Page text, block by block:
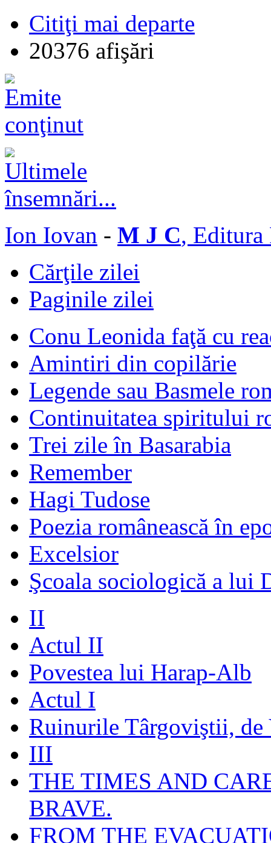
Citiţi mai departe
20376 afişări
Ion Iovan - M J C, Editura
Cărţile zilei
Paginile zilei
Conu Leonida faţă cu
Amintiri din copilărie
Legende sau Basmele
Continuitatea spiritului
Trei zile în Basarabia
Remember
Hagi Tudose
Poezia românească în
Excelsior
Şcoala sociologică a lui
II
Actul II
Povestea lui Harap-Alb
Actul I
Ruinurile Târgoviştii, de
III
THE TIMES AND
BRAVE.
FROM THE